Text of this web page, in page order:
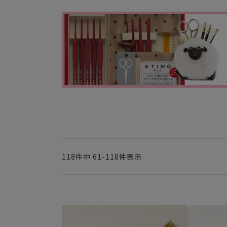
118件中 61 -118件表示